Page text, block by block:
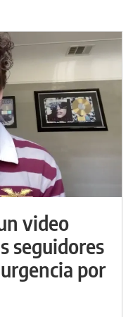
video
seguidores
por